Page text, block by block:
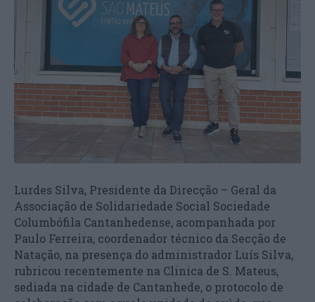
Lurdes Silva, Presidente da Direcção – Geral da
Associação de Solidariedade Social Sociedade
Columbófila Cantanhedense, acompanhada por
Paulo Ferreira, coordenador técnico da Secção de
Natação, na presença do administrador Luís Silva,
rubricou recentemente na Clinica de S. Mateus,
sediada na cidade de Cantanhede, o protocolo de